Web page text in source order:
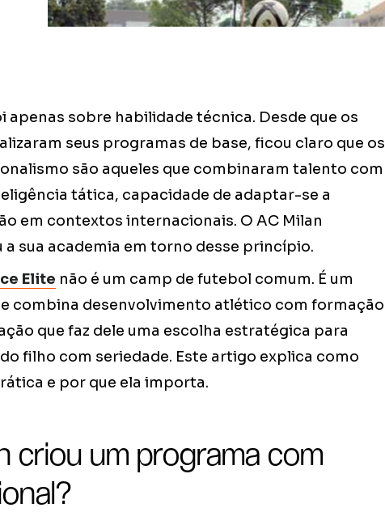
apenas sobre habilidade técnica. Desde que os
seus programas de base, ficou claro que os
são aqueles que combinaram talento com
tática, capacidade de adaptar-se a
em contextos internacionais. O AC Milan
sua academia em torno desse princípio.
Elite não é um camp de futebol comum. É um
combina desenvolvimento atlético com formação
que faz dele uma escolha estratégica para
filho com seriedade. Este artigo explica como
e por que ela importa.
criou um programa com